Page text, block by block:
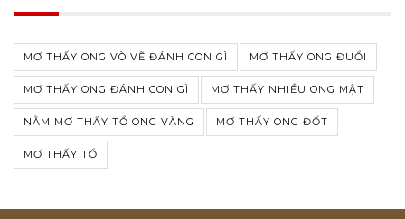
MƠ THẤY ONG VÒ VẼ ĐÁNH CON GÌ MƠ THẤY ONG ĐUỔI
MƠ THẤY ONG ĐÁNH CON GÌ MƠ THẤY NHIỀU ONG MẬT
NẰM MƠ THẤY TỔ ONG VÀNG MƠ THẤY ONG ĐỐT
MƠ THẤY TỔ